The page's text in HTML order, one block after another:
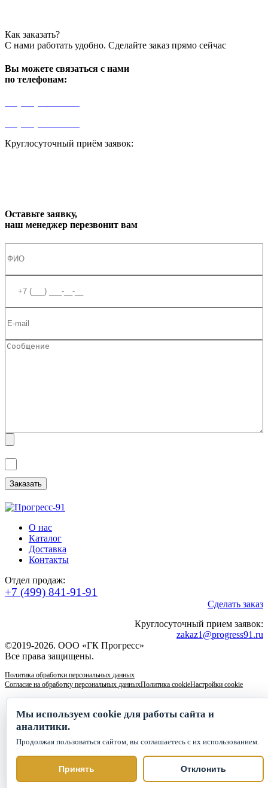
Как заказать?
С нами работать удобно. Сделайте заказ прямо сейчас
Вы можете связаться с нами
по телефонам:
Круглосуточный приём заявок:
Оставьте заявку,
наш менеджер перезвонит вам
О нас
Каталог
Доставка
Контакты
Отдел продаж:
+7 (499) 841-91-91
Сделать заказ
Круглосуточный прием заявок:
zakaz1@progress91.ru
©2019-2026. ООО «ГК Прогресс»
Все права защищены.
Политика обработки персональных данных
Согласие на обработку персональных данныхПолитика cookieНастройки cookie
Мы используем cookie для работы сайта и
аналитики.
Продолжая пользоваться сайтом, вы соглашаетесь с их использованием.
Принять Отклонить